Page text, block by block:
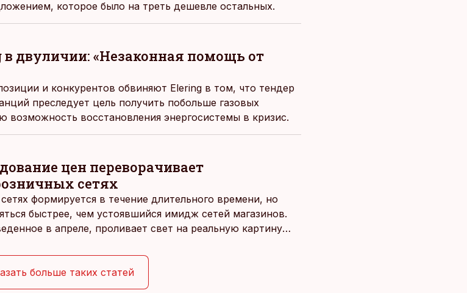
которое было на треть дешевле остальных.
двуличии: «Незаконная помощь от
и конкурентов обвиняют Elering в том, что тендер
преследует цель получить побольше газовых
возможность восстановления энергосистемы в кризис.
цен переворачивает
сетях
формируется в течение длительного времени, но
быстрее, чем устоявшийся имидж сетей магазинов.
в апреле, проливает свет на реальную картину
больше таких статей